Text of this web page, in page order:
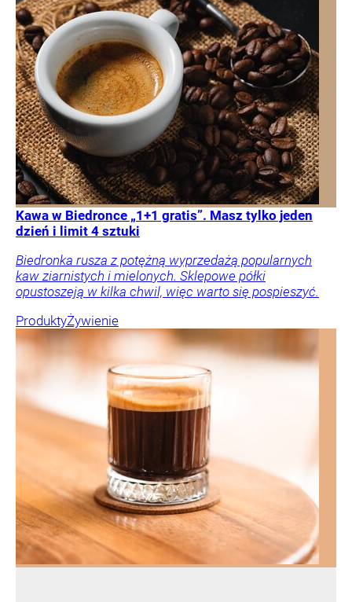
Kawa w Biedronce „1+1 gratis”. Masz tylko jeden
dzień i limit 4 sztuki
Biedronka rusza z potężną wyprzedażą popularnych
kaw ziarnistych i mielonych. Sklepowe półki
opustoszeją w kilka chwil, więc warto się pospieszyć.
ProduktyŻywienie